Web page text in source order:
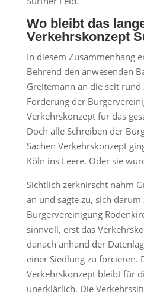
Wo bleibt das
Verkehrskonzept
In diesem Zusammenhang
Behrend den anwesenden
Greitemann an die seit rund
Forderung der
Verkehrskonzept für das
Doch alle Schreiben der
Sachen Verkehrskonzept
Köln ins Leere. Oder sie
Sichtlich zerknirscht nahm
an und sagte zu, sich
Bürgervereinigung
sinnvoll, erst das
danach anhand der
einer Siedlung zu forcieren.
Verkehrskonzept bleibt für
unerklärlich. Die